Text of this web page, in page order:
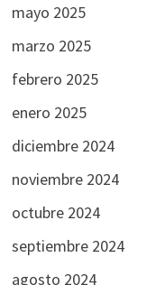
mayo 2025
marzo 2025
febrero 2025
enero 2025
diciembre 2024
noviembre 2024
octubre 2024
septiembre 2024
agosto 2024